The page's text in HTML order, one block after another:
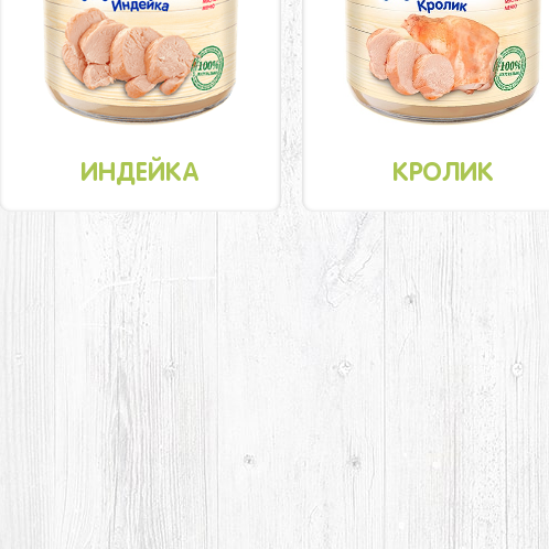
ИНДЕЙКА КРОЛИК